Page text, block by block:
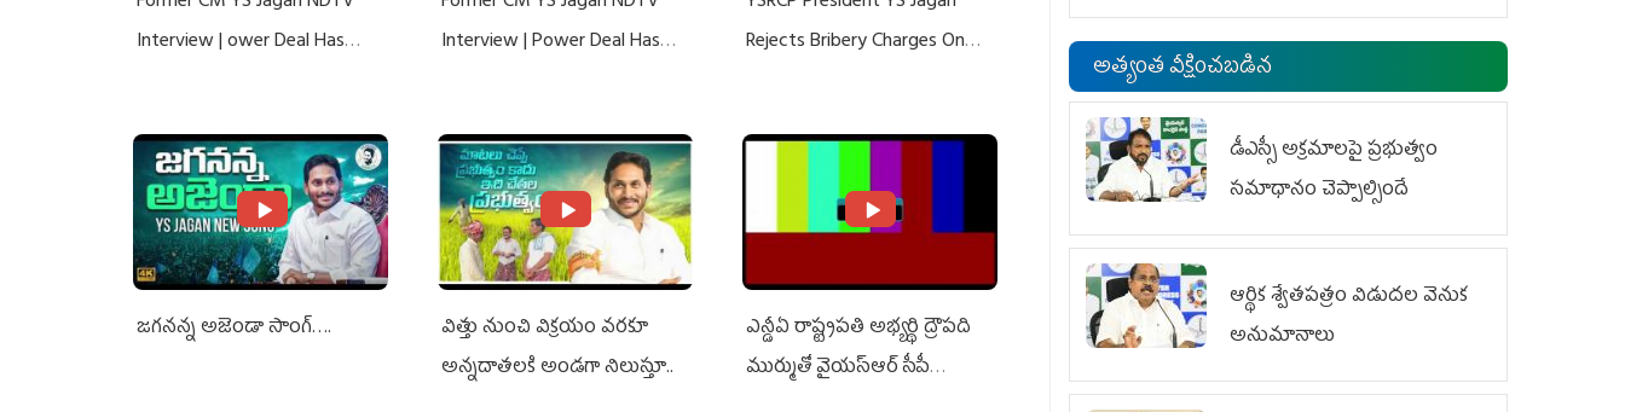
Interview | ower Deal Has
Interview | Power Deal Has
Rejects Bribery Charges On
జగనన్న అజెండా సాంగ్….
విత్తు నుంచి విక్రయం వరకూ
అన్నదాతలకి అండగా నిలుస్తూ..
ఎన్డీఏ రాష్ట్ర‌ప‌తి అభ్య‌ర్థి ద్రౌప‌ది
ముర్ముతో వైయ‌స్ఆర్ సీపీ
అత్యంత వీక్షించబడిన
డీఎస్సీ అక్రమాలపై ప్రభుత్వం
సమాధానం చెప్పాల్సిందే
ఆర్థిక శ్వేతపత్రం విడుదల వెనుక
అనుమానాలు